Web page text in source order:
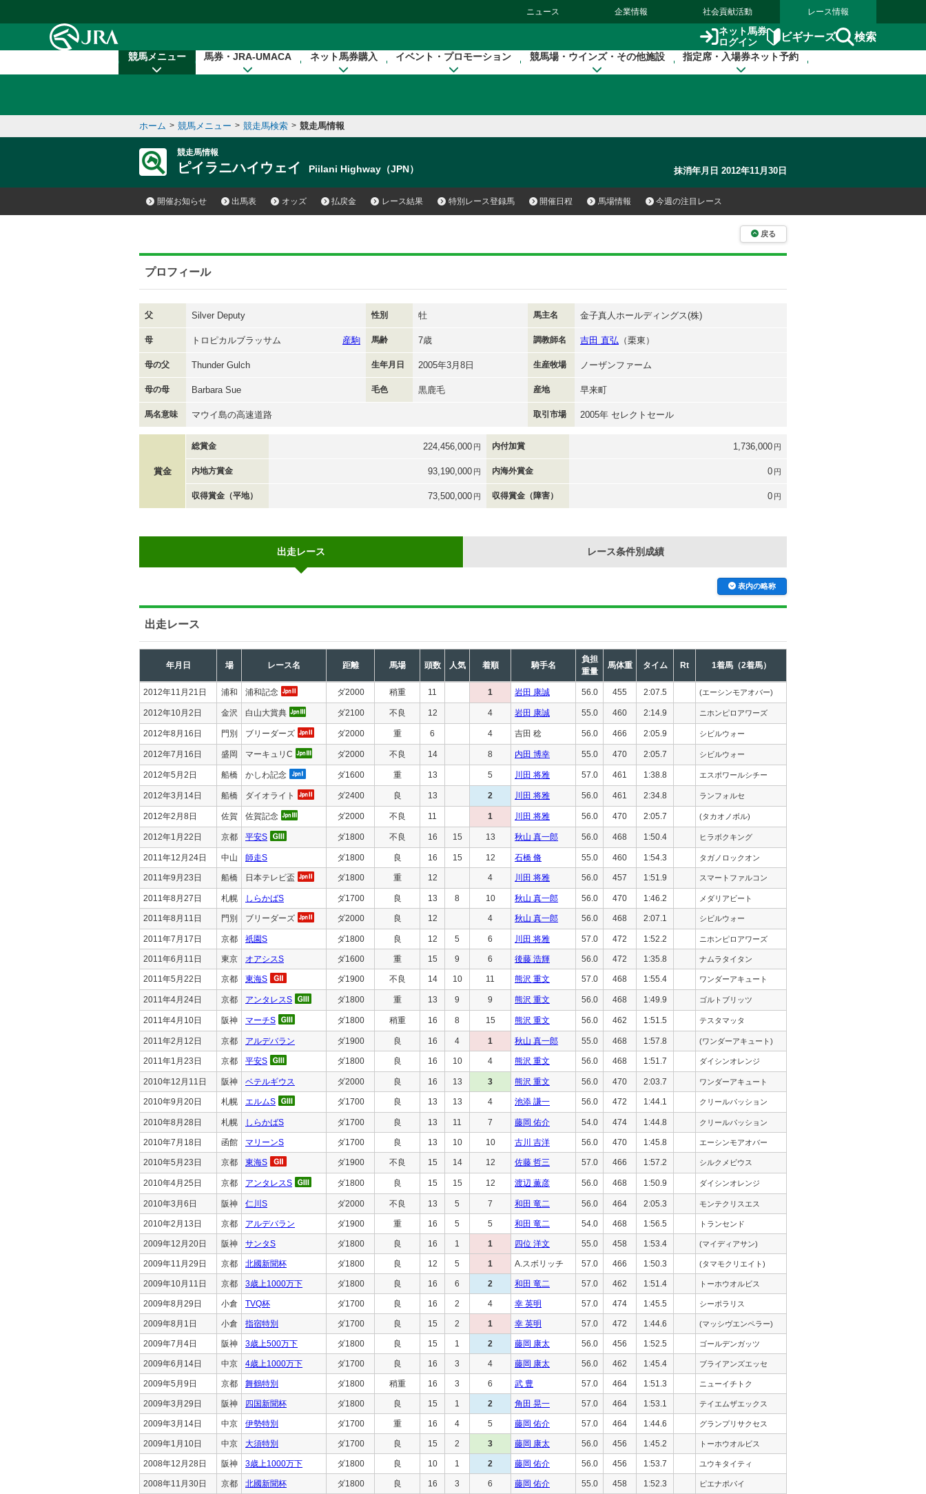
ニュース 企業情報 社会貢献活動 レース情報
ネット馬券
ログイン
ビギナーズ 検索
競馬メニュー 馬券・JRA-UMACA ネット馬券購入 イベント・プロモーション 競馬場・ウインズ・その他施設 指定席・入場券ネット予約
ホーム > 競馬メニュー > 競走馬検索 > 競走馬情報
競走馬情報
ピイラニハイウェイ Piilani Highway（JPN） 抹消年月日 2012年11月30日
開催お知らせ 出馬表 オッズ 払戻金 レース結果 特別レース登録馬 開催日程 馬場情報 今週の注目レース
戻る
プロフィール
父 Silver Deputy 性別 牡 馬主名 金子真人ホールディングス(株)
母 トロピカルブラッサム 産駒 馬齢 7歳 調教師名 吉田 直弘 （栗東）
母の父 Thunder Gulch 生年月日 2005年3月8日 生産牧場 ノーザンファーム
母の母 Barbara Sue 毛色 黒鹿毛 産地 早来町
馬名意味 マウイ島の高速道路 取引市場 2005年 セレクトセール
賞金
総賞金 224,456,000 円 内付加賞 1,736,000 円
内地方賞金 93,190,000 円 内海外賞金 0 円
収得賞金（平地） 73,500,000 円 収得賞金（障害） 0 円
出走レース レース条件別成績
表内の略称
出走レース
年月日 場 レース名 距離 馬場 頭数 人気 着順 騎手名
負担
重量
馬体重 タイム Rt 1着馬（2着馬）
2012年11月21日 浦和 浦和記念 ダ2000 稍重 11 1 岩田 康誠 56.0 455 2:07.5 (エーシンモアオバー)
2012年10月2日 金沢 白山大賞典 ダ2100 不良 12 4 岩田 康誠 55.0 460 2:14.9 ニホンピロアワーズ
2012年8月16日 門別 ブリーダーズ ダ2000 重 6 4 吉田 稔 56.0 466 2:05.9 シビルウォー
2012年7月16日 盛岡 マーキュリC ダ2000 不良 14 8 内田 博幸 55.0 470 2:05.7 シビルウォー
2012年5月2日 船橋 かしわ記念 ダ1600 重 13 5 川田 将雅 57.0 461 1:38.8 エスポワールシチー
2012年3月14日 船橋 ダイオライト ダ2400 良 13 2 川田 将雅 56.0 461 2:34.8 ランフォルセ
2012年2月8日 佐賀 佐賀記念 ダ2000 不良 11 1 川田 将雅 56.0 470 2:05.7 (タカオノボル)
2012年1月22日 京都 平安S ダ1800 不良 16 15 13 秋山 真一郎 56.0 468 1:50.4 ヒラボクキング
2011年12月24日 中山 師走S ダ1800 良 16 15 12 石橋 脩 55.0 460 1:54.3 タガノロックオン
2011年9月23日 船橋 日本テレビ盃 ダ1800 重 12 4 川田 将雅 56.0 457 1:51.9 スマートファルコン
2011年8月27日 札幌 しらかばS ダ1700 良 13 8 10 秋山 真一郎 56.0 470 1:46.2 メダリアビート
2011年8月11日 門別 ブリーダーズ ダ2000 良 12 4 秋山 真一郎 56.0 468 2:07.1 シビルウォー
2011年7月17日 京都 祇園S ダ1800 良 12 5 6 川田 将雅 57.0 472 1:52.2 ニホンピロアワーズ
2011年6月11日 東京 オアシスS ダ1600 重 15 9 6 後藤 浩輝 56.0 472 1:35.8 ナムラタイタン
2011年5月22日 京都 東海S ダ1900 不良 14 10 11 熊沢 重文 57.0 468 1:55.4 ワンダーアキュート
2011年4月24日 京都 アンタレスS ダ1800 重 13 9 9 熊沢 重文 56.0 468 1:49.9 ゴルトブリッツ
2011年4月10日 阪神 マーチS ダ1800 稍重 16 8 15 熊沢 重文 56.0 462 1:51.5 テスタマッタ
2011年2月12日 京都 アルデバラン ダ1900 良 16 4 1 秋山 真一郎 55.0 468 1:57.8 (ワンダーアキュート)
2011年1月23日 京都 平安S ダ1800 良 16 10 4 熊沢 重文 56.0 468 1:51.7 ダイシンオレンジ
2010年12月11日 阪神 ベテルギウス ダ2000 良 16 13 3 熊沢 重文 56.0 470 2:03.7 ワンダーアキュート
2010年9月20日 札幌 エルムS ダ1700 良 13 13 4 池添 謙一 56.0 472 1:44.1 クリールパッション
2010年8月28日 札幌 しらかばS ダ1700 良 13 11 7 藤岡 佑介 54.0 474 1:44.8 クリールパッション
2010年7月18日 函館 マリーンS ダ1700 良 13 10 10 古川 吉洋 56.0 470 1:45.8 エーシンモアオバー
2010年5月23日 京都 東海S ダ1900 不良 15 14 12 佐藤 哲三 57.0 466 1:57.2 シルクメビウス
2010年4月25日 京都 アンタレスS ダ1800 良 15 15 12 渡辺 薫彦 56.0 468 1:50.9 ダイシンオレンジ
2010年3月6日 阪神 仁川S ダ2000 不良 13 5 7 和田 竜二 56.0 464 2:05.3 モンテクリスエス
2010年2月13日 京都 アルデバラン ダ1900 重 16 5 5 和田 竜二 54.0 468 1:56.5 トランセンド
2009年12月20日 阪神 サンタS ダ1800 良 16 1 1 四位 洋文 55.0 458 1:53.4 (マイディアサン)
2009年11月29日 京都 北國新聞杯 ダ1800 良 12 5 1 A.スボリッチ 57.0 466 1:50.3 (タマモクリエイト)
2009年10月11日 京都 3歳上1000万下 ダ1800 良 16 6 2 和田 竜二 57.0 462 1:51.4 トーホウオルビス
2009年8月29日 小倉 TVQ杯 ダ1700 良 16 2 4 幸 英明 57.0 474 1:45.5 シーポラリス
2009年8月1日 小倉 指宿特別 ダ1700 良 15 2 1 幸 英明 57.0 472 1:44.6 (マッシヴエンペラー)
2009年7月4日 阪神 3歳上500万下 ダ1800 良 15 1 2 藤岡 康太 56.0 456 1:52.5 ゴールデンガッツ
2009年6月14日 中京 4歳上1000万下 ダ1700 良 16 3 4 藤岡 康太 56.0 462 1:45.4 ブライアンズエッセ
2009年5月9日 京都 舞鶴特別 ダ1800 稍重 16 3 6 武 豊 57.0 464 1:51.3 ニューイチトク
2009年3月29日 阪神 四国新聞杯 ダ1800 良 15 1 2 角田 晃一 57.0 464 1:53.1 テイエムザエックス
2009年3月14日 中京 伊勢特別 ダ1700 重 16 4 5 藤岡 佑介 57.0 464 1:44.6 グランプリサクセス
2009年1月10日 中京 大須特別 ダ1700 良 15 2 3 藤岡 康太 56.0 456 1:45.2 トーホウオルビス
2008年12月28日 阪神 3歳上1000万下 ダ1800 良 10 1 2 藤岡 佑介 56.0 456 1:53.7 ユウキタイティ
2008年11月30日 京都 北國新聞杯 ダ1800 良 16 3 6 藤岡 佑介 55.0 458 1:52.3 ピエナポパイ